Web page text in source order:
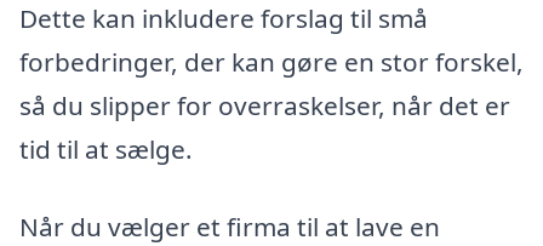
Dette kan inkludere forslag til små
forbedringer, der kan gøre en stor forskel,
så du slipper for overraskelser, når det er
tid til at sælge.
Når du vælger et firma til at lave en